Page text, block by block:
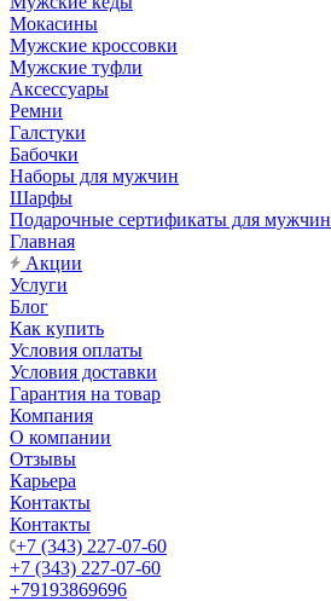
Мокасины
Мужские кроссовки
Мужские туфли
Аксессуары
Ремни
Галстуки
Бабочки
Наборы для мужчин
Шарфы
Подарочные сертификаты для мужчин
Главная
Акции
Услуги
Блог
Как купить
Условия оплаты
Условия доставки
Гарантия на товар
Компания
О компании
Отзывы
Карьера
Контакты
Контакты
+7 (343) 227-07-60
+7 (343) 227-07-60
+79193869696